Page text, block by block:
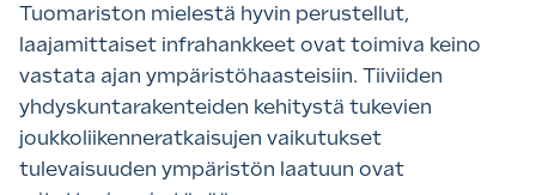
Tuomariston mielestä hyvin perustellut,
laajamittaiset infrahankkeet ovat toimiva keino
vastata ajan ympäristöhaasteisiin. Tiiviiden
yhdyskuntarakenteiden kehitystä tukevien
joukkoliikenneratkaisujen vaikutukset
tulevaisuuden ympäristön laatuun ovat